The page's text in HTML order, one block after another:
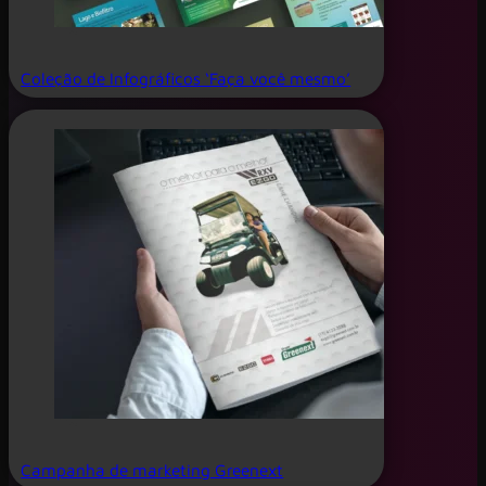
Coleção de Infográficos ‘Faça você mesmo’
Campanha de marketing Greenext